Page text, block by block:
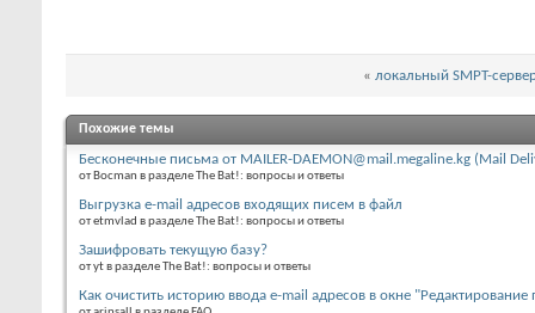
« локальный SMPT-
Похожие темы
Бесконечные письма от MAILER-DAEMON@mail.megaline.kg (Mail
от Bocman в разделе The Bat!: вопросы и ответы
Выгрузка e-mail адресов входящих писем в файл
от etmvlad в разделе The Bat!: вопросы и ответы
Зашифровать текущую базу?
от yt в разделе The Bat!: вопросы и ответы
Как очистить историю ввода e-mail адресов в окне "Редактирование